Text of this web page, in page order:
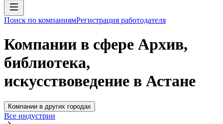
Поиск по компаниямРегистрация работодателя
Компании в сфере Архив,
библиотека,
искусствоведение в Астане
Компании в других городах
Все индустрии